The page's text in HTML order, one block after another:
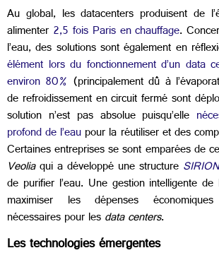
Au global, les datacenters produisent de
alimenter 2,5 fois Paris en chauffage.
l’eau, des solutions sont également en
élément lors du fonctionnement d’un data
environ 80% (principalement dû à
de refroidissement en circuit fermé sont
solution n’est pas absolue puisqu’elle
profond de l’eaupour la réutiliser et des
Certaines entreprises se sont emparées de
Veoliaqui a développé une structure
de purifier l’eau. Une gestion intelligente de
maximiser les dépenses
nécessaires pour lesdata centers.
Les technologies émergentes